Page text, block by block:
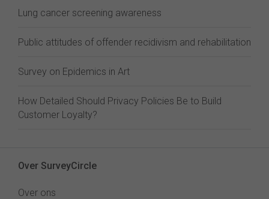
Lung cancer screening awareness
Public attitudes of offender recidivism and rehabilitation
Survey on Epidemics in Art
How Detailed Should Privacy Policies Be to Build
Customer Loyalty?
Over SurveyCircle
Over ons